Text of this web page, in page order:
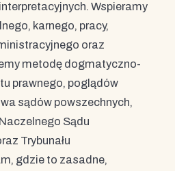
Wspieramy
karnego, pracy,
oraz
metodę dogmatyczno-
prawnego, poglądów
sądów powszechnych,
Sądu
Trybunału
gdzie to zasadne,